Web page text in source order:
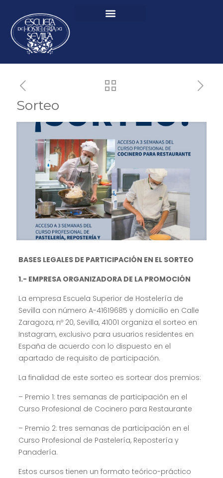
Sorteo
BASES LEGALES DE PARTICIPACIÓN EN EL SORTEO
1.- EMPRESA ORGANIZADORA DE LA PROMOCIÓN
La empresa Escuela Superior de Hostelería de
Sevilla con número A-41619685 y domicilio en Calle
Zaragoza, nº 20, Sevilla, 41001 organiza el sorteo en
Instagram, exclusivo para usuarios residentes en
España de acuerdo con lo dispuesto en el
apartado de requisito de participación.
La finalidad de este sorteo es sortear dos premios:
– Premio 1: tres semanas de participación en el
Curso Profesional de Cocinero para Restaurante
– Premio 2: tres semanas de participación en el
Curso Profesional de Pastelería, Repostería y
Panadería.
Estos cursos tienen un formato teórico-práctico